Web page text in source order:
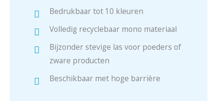
Bedrukbaar tot 10 kleuren
Volledig recyclebaar mono materiaal
Bijzonder stevige las voor poeders of
zware producten
Beschikbaar met hoge barrière